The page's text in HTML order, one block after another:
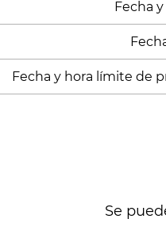
Fecha
Fecha y hora límite de
Se